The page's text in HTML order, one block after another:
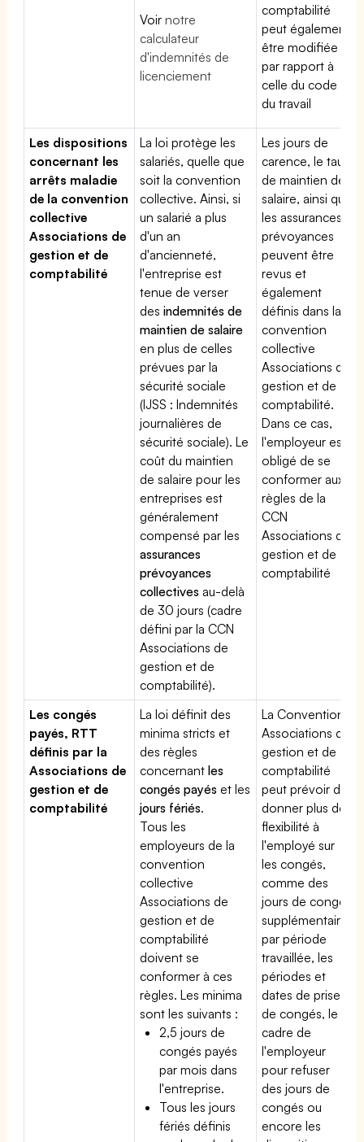
Voirnotre
calculateur
d'indemnités de
licenciement
comptabilité
peut également
être modifiée
par rapport à
celle du code
du travail
Les dispositions
concernant les
arrêts maladie
de la convention
collective
Associations de
gestion et de
comptabilité
La loi protège les
salariés, quelle que
soit la convention
collective. Ainsi, si
un salarié a plus
d'un an
d'ancienneté,
l'entreprise est
tenue de verser
desindemnités de
maintien de salaire
en plus de celles
prévues par la
sécurité sociale
(IJSS : Indemnités
journalières de
sécurité sociale). Le
coût du maintien
de salaire pour les
entreprises est
généralement
compensé par les
assurances
prévoyances
collectives au-delà
de 30 jours (cadre
défini par la CCN
Associations de
gestion et de
comptabilité).
Les jours de
carence, le taux
de maintien de
salaire, ainsi que
les assurances
prévoyances
peuvent être
revus et
également
définis dans la
convention
collective
Associations de
gestion et de
comptabilité.
Dans ce cas,
l'employeur est
obligé de se
conformer aux
règles de la
CCN
Associations de
gestion et de
comptabilité
Les congés
payés, RTT
définis par la
Associations de
gestion et de
comptabilité
La loi définit des
minima stricts et
des règles
concernantles
congés payés et les
jours fériés.
Tous les
employeurs de la
convention
collective
Associations de
gestion et de
comptabilité
doivent se
conformer à ces
règles. Les minima
sont les suivants :
2,5 jours de
congés payés
par mois dans
l'entreprise.
Tous les jours
fériés définis
La Convention
Associations de
gestion et de
comptabilité
peut prévoir de
donner plus de
flexibilité à
l'employé sur
les congés,
comme des
jours de congé
supplémentaires
par période
travaillée, les
périodes et
dates de prise
de congés, le
cadre de
l'employeur
pour refuser
des jours de
congés ou
encore les